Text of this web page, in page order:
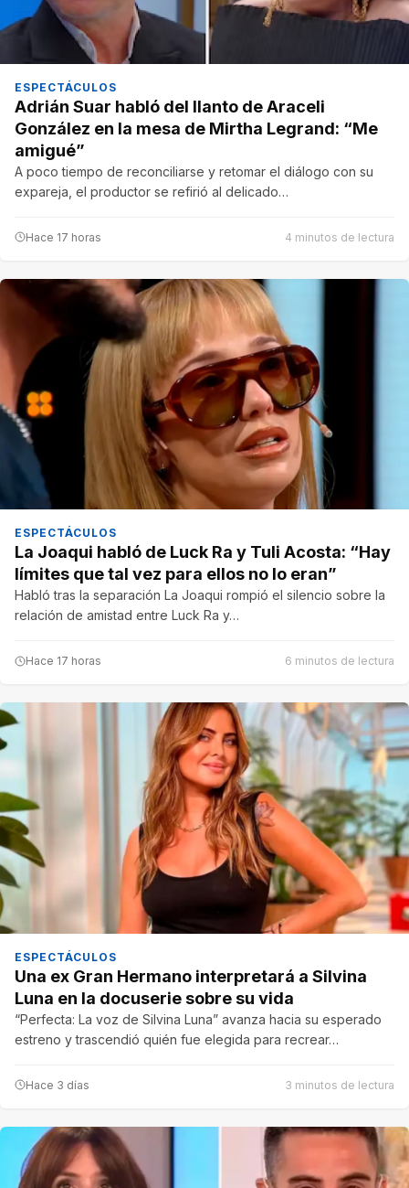
ESPECTÁCULOS
Adrián Suar habló del llanto de Araceli
González en la mesa de Mirtha Legrand: “Me
amigué”
A poco tiempo de reconciliarse y retomar el diálogo con su
expareja, el productor se refirió al delicado…
Hace 17 horas 4 minutos de lectura
ESPECTÁCULOS
La Joaqui habló de Luck Ra y Tuli Acosta: “Hay
límites que tal vez para ellos no lo eran”
Habló tras la separación La Joaqui rompió el silencio sobre la
relación de amistad entre Luck Ra y…
Hace 17 horas 6 minutos de lectura
ESPECTÁCULOS
Una ex Gran Hermano interpretará a Silvina
Luna en la docuserie sobre su vida
“Perfecta: La voz de Silvina Luna” avanza hacia su esperado
estreno y trascendió quién fue elegida para recrear…
Hace 3 días 3 minutos de lectura